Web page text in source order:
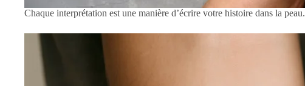
Chaque interprétation est une manière d’écrire votre histoire dans la peau.